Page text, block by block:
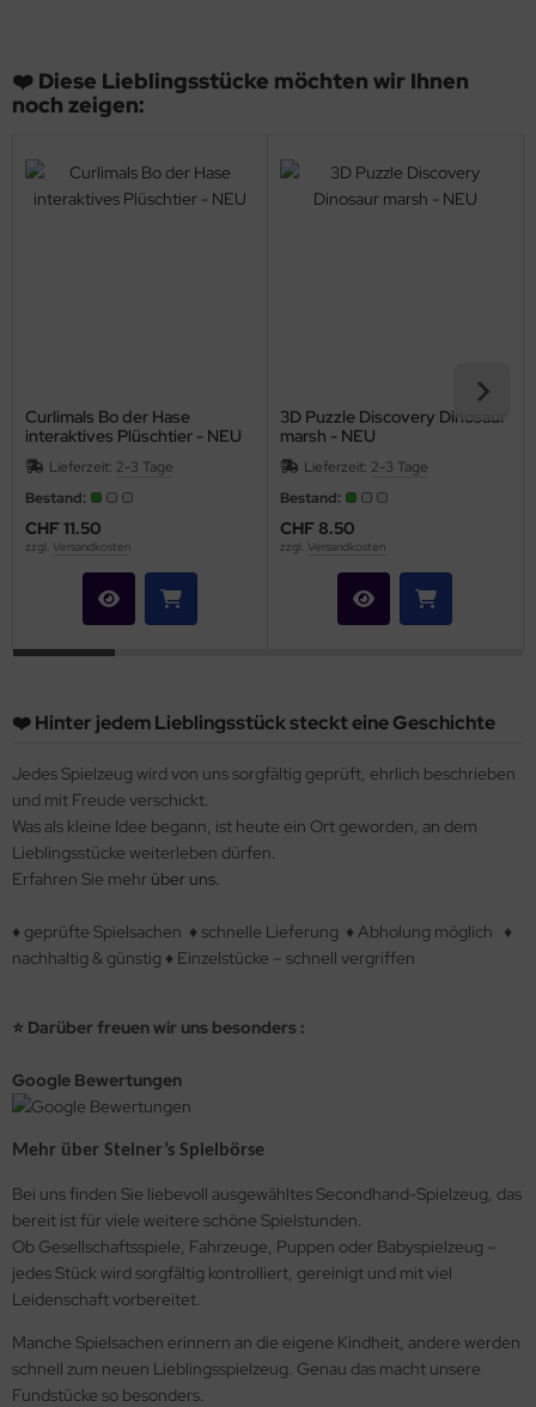
❤️ Diese Lieblingsstücke möchten wir Ihnen
noch zeigen:
Curlimals Bo der Hase
interaktives Plüschtier - NEU
Lieferzeit: 2-3 Tage
Bestand:
CHF 11.50
zzgl. Versandkosten
3D Puzzle Discovery Dinosaur
marsh - NEU
Lieferzeit: 2-3 Tage
Bestand:
CHF 8.50
zzgl. Versandkosten
❤️ Hinter jedem Lieblingsstück steckt eine Geschichte
Jedes Spielzeug wird von uns sorgfältig geprüft, ehrlich beschrieben
und mit Freude verschickt.
Was als kleine Idee begann, ist heute ein Ort geworden, an dem
Lieblingsstücke weiterleben dürfen.
Erfahren Sie mehr über uns.
♦ geprüfte Spielsachen ♦ schnelle Lieferung ♦ Abholung möglich ♦
nachhaltig & günstig ♦ Einzelstücke – schnell vergriffen
⭐ Darüber freuen wir uns besonders :
Google Bewertungen
Mehr über Steiner’s Spielbörse
Bei uns finden Sie liebevoll ausgewähltes Secondhand-Spielzeug, das
bereit ist für viele weitere schöne Spielstunden.
Ob Gesellschaftsspiele, Fahrzeuge, Puppen oder Babyspielzeug –
jedes Stück wird sorgfältig kontrolliert, gereinigt und mit viel
Leidenschaft vorbereitet.
Manche Spielsachen erinnern an die eigene Kindheit, andere werden
schnell zum neuen Lieblingsspielzeug. Genau das macht unsere
Fundstücke so besonders.